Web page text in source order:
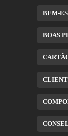
BEM-
BOAS